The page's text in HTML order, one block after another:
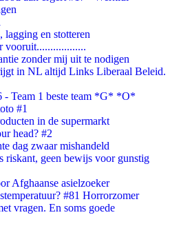
lagging en stotteren
vooruit..................
zonder mij uit te nodigen
in NL altijd Links Liberaal Beleid.
- Team 1 beste team *G* *O*
#1
in de supermarkt
head? #2
dag zwaar mishandeld
riskant, geen bewijs voor gunstig
Afghaanse asielzoeker
#81 Horrorzomer
vragen. En soms goede